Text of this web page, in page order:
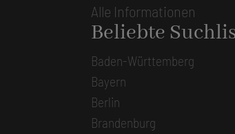
Alle Informationen
Beliebte
Baden-Württemberg
Bayern
Berlin
Brandenburg